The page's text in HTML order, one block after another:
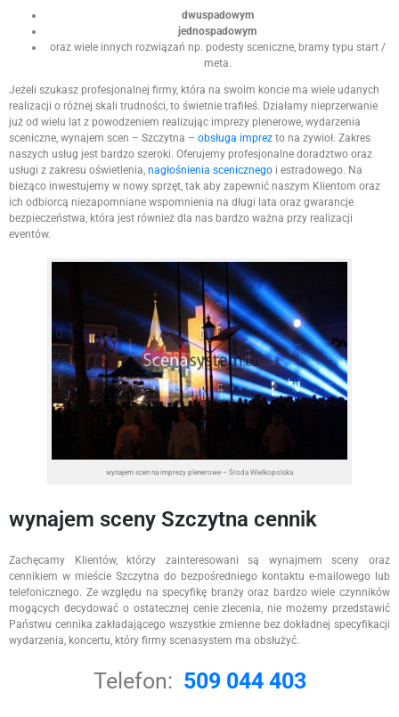
dwuspadowym
jednospadowym
oraz wiele innych rozwiązań np. podesty sceniczne, bramy typu start /
meta.
Jeżeli szukasz profesjonalnej firmy, która na swoim koncie ma wiele udanych
realizacji o różnej skali trudności, to świetnie trafiłeś. Działamy nieprzerwanie
już od wielu lat z powodzeniem realizując imprezy plenerowe, wydarzenia
sceniczne, wynajem scen – Szczytna – obsługa imprez to na żywioł. Zakres
naszych usług jest bardzo szeroki. Oferujemy profesjonalne doradztwo oraz
usługi z zakresu oświetlenia, nagłośnienia scenicznego i estradowego. Na
bieżąco inwestujemy w nowy sprzęt, tak aby zapewnić naszym Klientom oraz
ich odbiorcą niezapomniane wspomnienia na długi lata oraz gwarancje
bezpieczeństwa, która jest również dla nas bardzo ważna przy realizacji
eventów.
wynajem scen na imprezy plenerowe – Środa Wielkopolska
wynajem sceny Szczytna cennik
Zachęcamy Klientów, którzy zainteresowani są wynajmem sceny oraz
cennikiem w mieście Szczytna do bezpośredniego kontaktu e-mailowego lub
telefonicznego. Ze względu na specyfikę branży oraz bardzo wiele czynników
mogących decydować o ostatecznej cenie zlecenia, nie możemy przedstawić
Państwu cennika zakładającego wszystkie zmienne bez dokładnej specyfikacji
wydarzenia, koncertu, który firmy scenasystem ma obsłużyć.
Telefon: 509 044 403